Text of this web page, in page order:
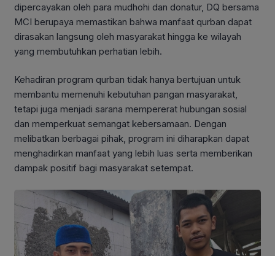
dipercayakan oleh para mudhohi dan donatur, DQ bersama
MCI berupaya memastikan bahwa manfaat qurban dapat
dirasakan langsung oleh masyarakat hingga ke wilayah
yang membutuhkan perhatian lebih.
Kehadiran program qurban tidak hanya bertujuan untuk
membantu memenuhi kebutuhan pangan masyarakat,
tetapi juga menjadi sarana mempererat hubungan sosial
dan memperkuat semangat kebersamaan. Dengan
melibatkan berbagai pihak, program ini diharapkan dapat
menghadirkan manfaat yang lebih luas serta memberikan
dampak positif bagi masyarakat setempat.